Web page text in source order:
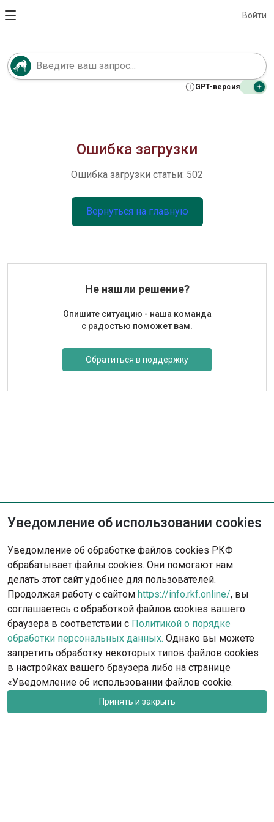
Войти
GPT-версия
Ошибка загрузки
Ошибка загрузки статьи: 502
Вернуться на главную
Не нашли решение?
Опишите ситуацию - наша команда
с радостью поможет вам.
Обратиться в поддержку
Уведомление об использовании cookies
Уведомление об обработке файлов cookies РКФ
обрабатывает файлы cookies. Они помогают нам
делать этот сайт удобнее для пользователей.
Продолжая работу с сайтом https://info.rkf.online/, вы
соглашаетесь с обработкой файлов cookies вашего
браузера в соответствии с Политикой о порядке
обработки персональных данных. Однако вы можете
запретить обработку некоторых типов файлов cookies
в настройках вашего браузера либо на странице
«Уведомление об использовании файлов cookie.
Принять и закрыть